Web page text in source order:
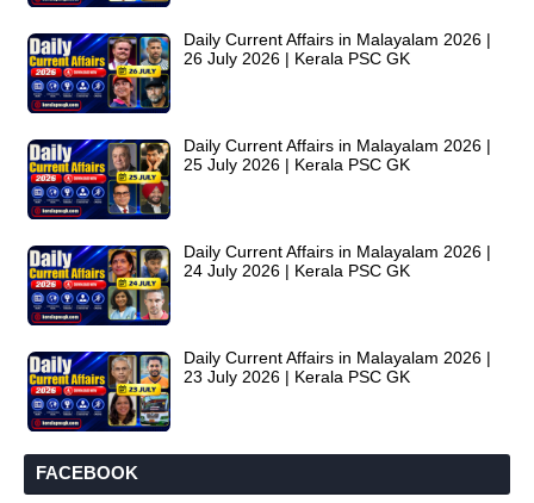
Daily Current Affairs in Malayalam 2026 |
26 July 2026 | Kerala PSC GK
Daily Current Affairs in Malayalam 2026 |
25 July 2026 | Kerala PSC GK
Daily Current Affairs in Malayalam 2026 |
24 July 2026 | Kerala PSC GK
Daily Current Affairs in Malayalam 2026 |
23 July 2026 | Kerala PSC GK
FACEBOOK